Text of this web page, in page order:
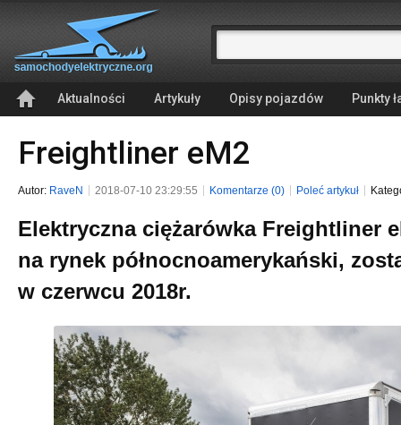
Aktualności Artykuły Opisy pojazdów Punkty
Freightliner eM2
Autor: RaveN 2018-07-10 23:29:55 Komentarze (0) Poleć artykuł
Elektryczna ciężarówka Freightliner
na rynek północnoamerykański,
w czerwcu 2018r.